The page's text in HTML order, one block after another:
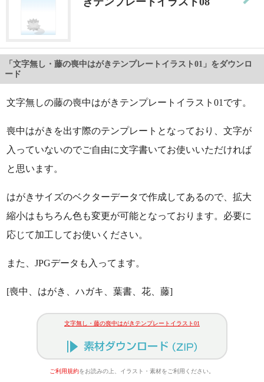
「文字無し・藤の喪中はがきテンプレートイラスト01」をダウンロ
ード
文字無しの藤の喪中はがきテンプレートイラスト01です。
喪中はがきを出す際のテンプレートとなっており、文字が
入っていないのでご自由に文字書いてお使いいただければ
と思います。
はがきサイズのベクターデータで作成してあるので、拡大
縮小はもちろん色も変更が可能となっております。必要に
応じて加工してお使いください。
また、JPGデータも入ってます。
[喪中、はがき、ハガキ、葉書、花、藤]
文字無し・藤の喪中はがきテンプレートイラスト01
ご利用規約をお読みの上、イラスト・素材をご利用ください。